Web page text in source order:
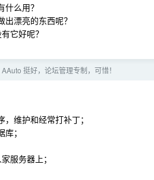
么用？
漂亮的东西呢？
它好呢？
AAuto 挺好，论坛管理专制，可惜！
维护和经常打补丁；
；
服务器上；